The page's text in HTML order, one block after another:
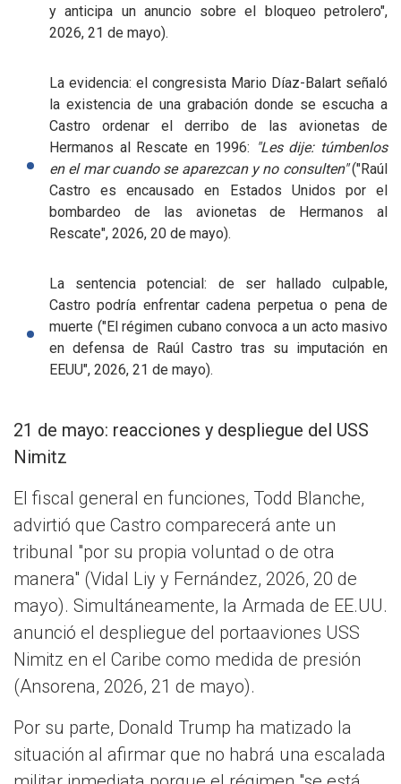
y anticipa un anuncio sobre el bloqueo petrolero",
2026, 21 de mayo).
La evidencia: el congresista Mario Díaz-Balart señaló
la existencia de una grabación donde se escucha a
Castro ordenar el derribo de las avionetas de
Hermanos al Rescate en 1996: "Les dije: túmbenlos
en el mar cuando se aparezcan y no consulten"("Raúl
Castro es encausado en Estados Unidos por el
bombardeo de las avionetas de Hermanos al
Rescate", 2026, 20 de mayo).
La sentencia potencial: de ser hallado culpable,
Castro podría enfrentar cadena perpetua o pena de
muerte ("El régimen cubano convoca a un acto masivo
en defensa de Raúl Castro tras su imputación en
EEUU", 2026, 21 de mayo).
21 de mayo: reacciones y despliegue del USS
Nimitz
El fiscal general en funciones, Todd Blanche,
advirtió que Castro comparecerá ante un
tribunal "por su propia voluntad o de otra
manera" (Vidal Liy y Fernández, 2026, 20 de
mayo). Simultáneamente, la Armada de EE.UU.
anunció el despliegue del portaaviones USS
Nimitz en el Caribe como medida de presión
(Ansorena, 2026, 21 de mayo).
Por su parte, Donald Trump ha matizado la
situación al afirmar que no habrá una escalada